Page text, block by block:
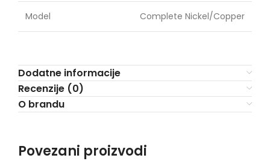
Model Complete Nickel/Copper
Dodatne informacije
Recenzije (0)
O brandu
Povezani proizvodi